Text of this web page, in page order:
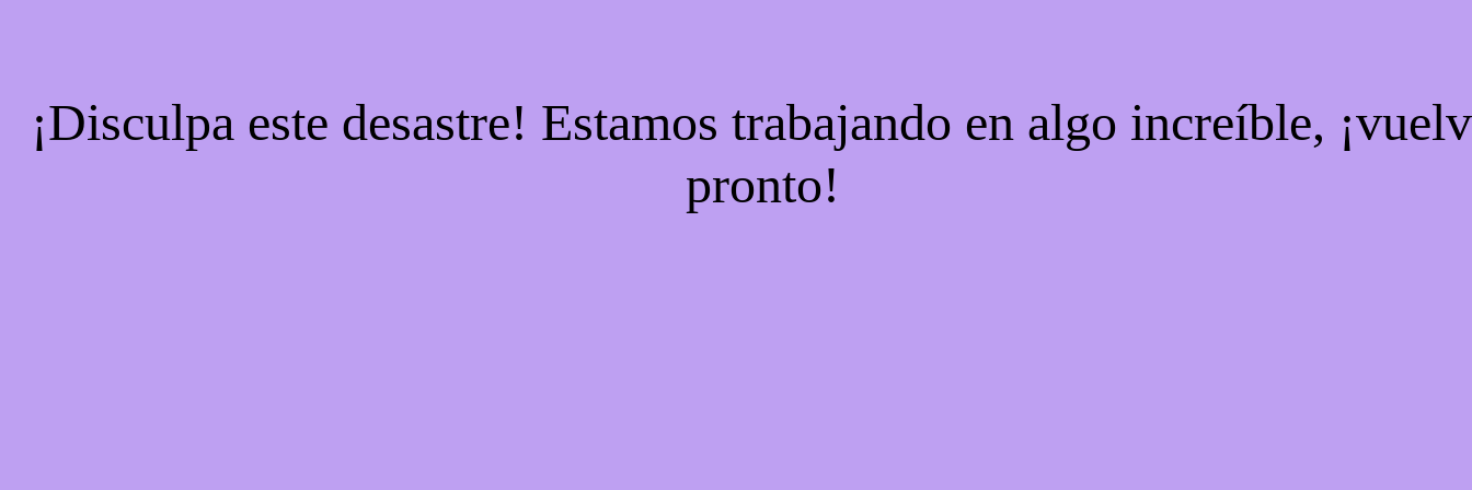
¡Disculpa este desastre! Estamos trabajando en algo increíble,
pronto!